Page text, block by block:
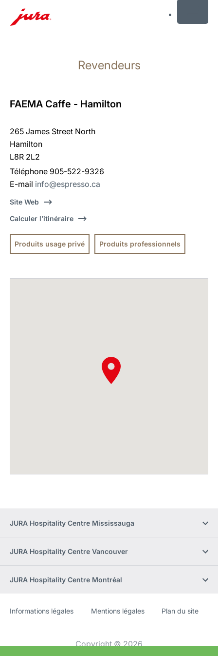
recherche
Revendeurs
FAEMA Caffe - Hamilton
265 James Street North
Hamilton
L8R 2L2
Téléphone 905-522-9326
E-mail info@espresso.ca
Site Web
Calculer l’itinéraire
Produits usage privé Produits professionnels
JURA Hospitality Centre Mississauga
JURA Hospitality Centre Vancouver
JURA Hospitality Centre Montréal
Site
[Website
Informations légales Mentions légales Plan du site
Copyright © 2026